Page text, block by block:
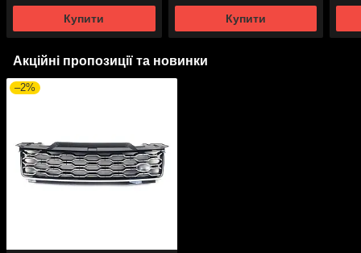
Купити Купити
Акційні пропозиції та новинки
–2%